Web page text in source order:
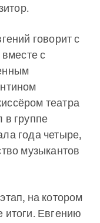
говорит с
с
театра
группе
года четыре,
музыкантов
на котором
итоги. Евгению